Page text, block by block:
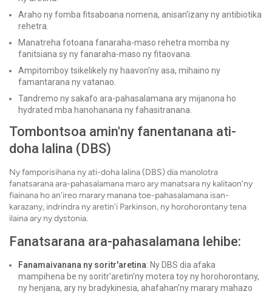
Araho ny fomba fitsaboana nomena, anisan'izany ny antibiotika
rehetra.
Manatreha fotoana fanaraha-maso rehetra momba ny
fanitsiana sy ny fanaraha-maso ny fitaovana.
Ampitomboy tsikelikely ny haavon'ny asa, mihaino ny
famantarana ny vatanao.
Tandremo ny sakafo ara-pahasalamana ary mijanona ho
hydrated mba hanohanana ny fahasitranana.
Tombontsoa amin'ny fanentanana ati-
doha lalina (DBS)
Ny famporisihana ny ati-doha lalina (DBS) dia manolotra
fanatsarana ara-pahasalamana maro ary manatsara ny kalitaon'ny
fiainana ho an'ireo marary manana toe-pahasalamana isan-
karazany, indrindra ny aretin'i Parkinson, ny horohorontany tena
ilaina ary ny dystonia.
Fanatsarana ara-pahasalamana lehibe:
Fanamaivanana ny soritr'aretina: Ny DBS dia afaka
mampihena be ny soritr'aretin'ny motera toy ny horohorontany,
ny henjana, ary ny bradykinesia, ahafahan'ny marary mahazo